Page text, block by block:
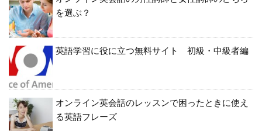
を選ぶ？
英語学習に役に立つ無料サイト 初級・中級者編
オンライン英会話のレッスンで困ったときに使え
る英語フレーズ